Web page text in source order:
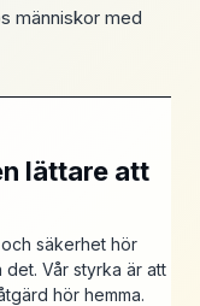
människor med
lättare att
säkerhet hör
Vår styrka är att
hör hemma.